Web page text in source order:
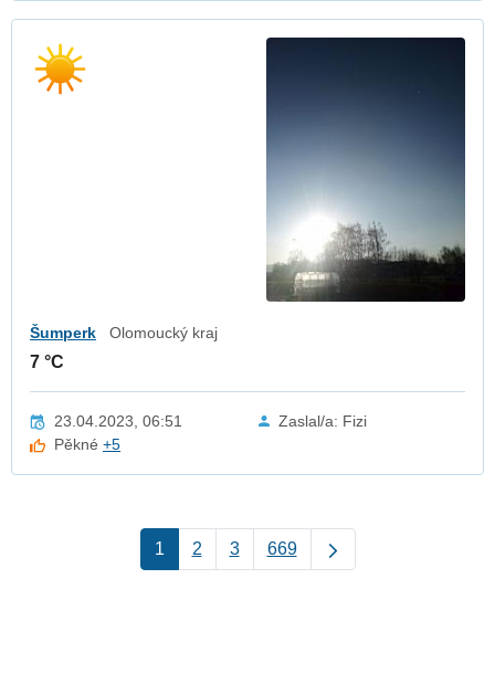
Šumperk Olomoucký kraj
7 °C
23.04.2023, 06:51
Zaslal/a: Fizi
Pěkné+5
1 2 3 669